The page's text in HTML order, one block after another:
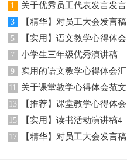
1
关于优秀员工代表发言发言
稿三篇
3
【精华】对员工大会发言稿
范文集合8篇
5
【实用】语文教学心得体会
4篇
7 小学生三年级优秀演讲稿
9
实用的语文教学心得体会汇
总五篇
11
关于课堂教学心得体会范文
集锦五篇
13
【推荐】课堂教学心得体会
模板汇总六篇
15
【实用】读书活动演讲稿4
篇
17
【精华】对员工大会发言稿